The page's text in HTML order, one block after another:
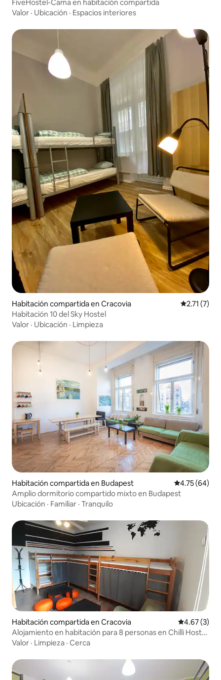
FiveHostel-Cama en habitación compartida
Valor · Ubicación · Espacios interiores
Habitación compartida en Cracovia Calificación
2.71 (7)
Habitación 10 del Sky Hostel
Valor · Ubicación · Limpieza
Habitación compartida en Budapest Calificación
4.75 (64)
Amplio dormitorio compartido mixto en Budapest
Ubicación · Familiar · Tranquilo
Habitación compartida en Cracovia Calificación
4.67 (3)
Alojamiento en habitación para 8 personas en Chilli Hostel
(cama)
Valor · Limpieza · Cerca